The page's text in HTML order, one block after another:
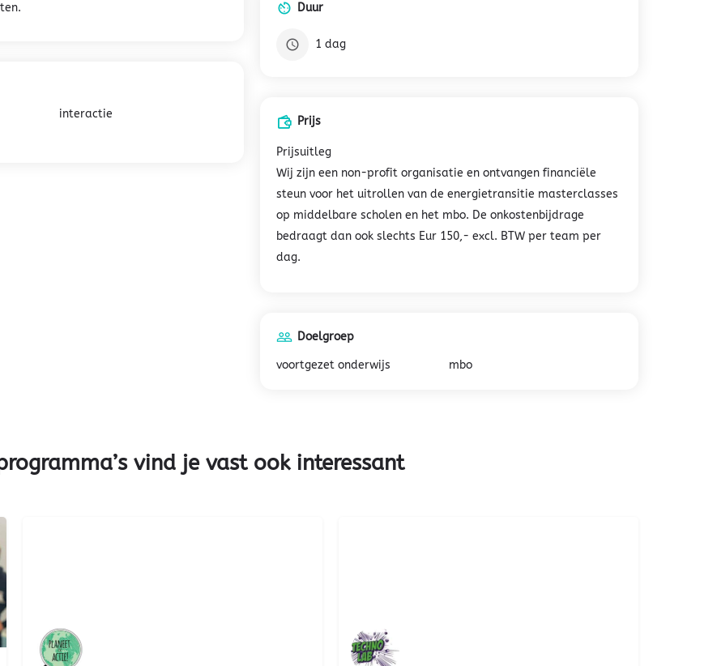
interactie
Duur
1 dag
Prijs
Prijsuitleg
Wij zijn een non-profit organisatie en ontvangen financiële
steun voor het uitrollen van de energietransitie masterclasses
op middelbare scholen en het mbo. De onkostenbijdrage
bedraagt dan ook slechts Eur 150,- excl. BTW per team per
dag.
Doelgroep
voortgezet onderwijs mbo
vind je vast ook interessant